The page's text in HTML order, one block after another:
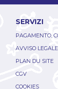
SERVIZI
PAGAMENTO,
AVVISO LEGALE
PLAN DU SITE
CGV
COOKIES